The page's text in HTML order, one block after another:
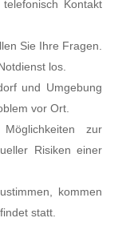
Kontakt
Sie Ihre Fragen.
los.
und Umgebung
vor Ort.
zur
Risiken einer
kommen
statt.